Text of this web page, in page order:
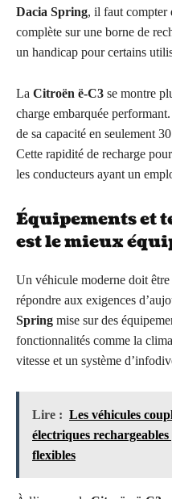
Dacia Spring, il faut compter
complète sur une borne de
un handicap pour certains
La Citroën ë-C3 se montre
charge embarquée
de sa capacité en seulement
Cette rapidité de recharge
les conducteurs ayant un
Équipements et
est le mieux
Un véhicule moderne doit
répondre aux exigences
Spring mise sur des
fonctionnalités comme la
vitesse et un système
Lire : Les véhicules
électriques
flexibles